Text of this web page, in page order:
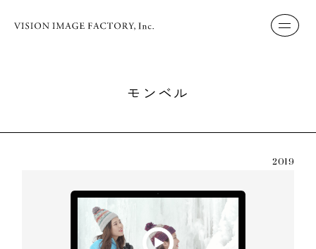
モンベル
2019